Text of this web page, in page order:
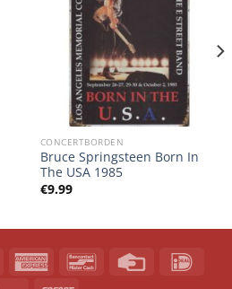
CONCERTBORDEN
Bruce Springsteen Born In
The USA 1985
€9.99